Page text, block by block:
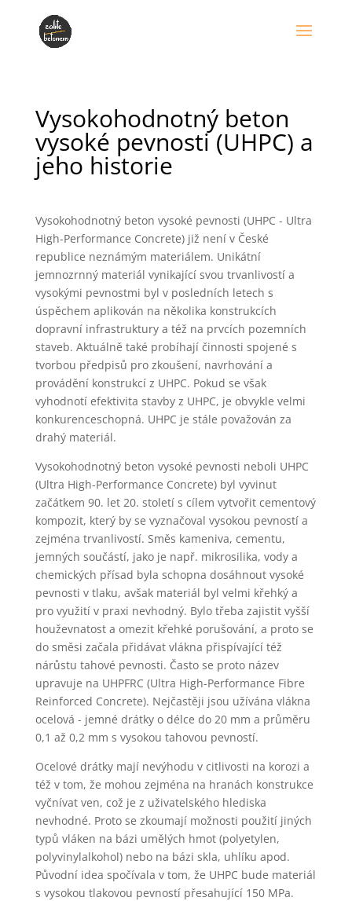
Vysokohodnotný beton
vysoké pevnosti (UHPC) a
jeho historie
Vysokohodnotný beton vysoké pevnosti (UHPC - Ultra
High-Performance Concrete) již není v České
republice neznámým materiálem. Unikátní
jemnozrnný materiál vynikající svou trvanlivostí a
vysokými pevnostmi byl v posledních letech s
úspěchem aplikován na několika konstrukcích
dopravní infrastruktury a též na prvcích pozemních
staveb. Aktuálně také probíhají činnosti spojené s
tvorbou předpisů pro zkoušení, navrhování a
provádění konstrukcí z UHPC. Pokud se však
vyhodnotí efektivita stavby z UHPC, je obvykle velmi
konkurenceschopná. UHPC je stále považován za
drahý materiál.
Vysokohodnotný beton vysoké pevnosti neboli UHPC
(Ultra High-Performance Concrete) byl vyvinut
začátkem 90. let 20. století s cílem vytvořit cementový
kompozit, který by se vyznačoval vysokou pevností a
zejména trvanlivostí. Směs kameniva, cementu,
jemných součástí, jako je např. mikrosilika, vody a
chemických přísad byla schopna dosáhnout vysoké
pevnosti v tlaku, avšak materiál byl velmi křehký a
pro využití v praxi nevhodný. Bylo třeba zajistit vyšší
houževnatost a omezit křehké porušování, a proto se
do směsi začala přidávat vlákna přispívající též
nárůstu tahové pevnosti. Často se proto název
upravuje na UHPFRC (Ultra High-Performance Fibre
Reinforced Concrete). Nejčastěji jsou užívána vlákna
ocelová - jemné drátky o délce do 20 mm a průměru
0,1 až 0,2 mm s vysokou tahovou pevností.
Ocelové drátky mají nevýhodu v citlivosti na korozi a
též v tom, že mohou zejména na hranách konstrukce
vyčnívat ven, což je z uživatelského hlediska
nevhodné. Proto se zkoumají možnosti použití jiných
typů vláken na bázi umělých hmot (polyetylen,
polyvinylalkohol) nebo na bázi skla, uhlíku apod.
Původní idea spočívala v tom, že UHPC bude materiál
s vysokou tlakovou pevností přesahující 150 MPa.